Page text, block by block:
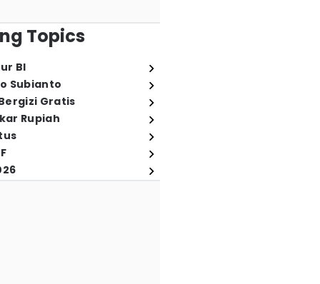
Topics
BI
Subianto
Gratis
Rupiah